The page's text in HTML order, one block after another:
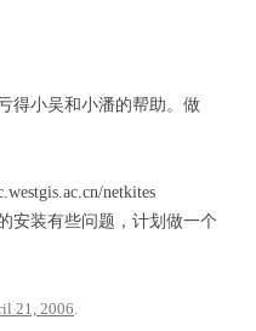
得小吴和小潘的帮助。做
netkites
安装有些问题，计划做一个
21, 2006.